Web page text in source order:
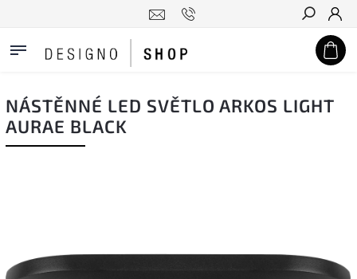
Hledat
NÁSTĚNNÉ LED SVĚTLO ARKOS LIGHT
AURAE BLACK